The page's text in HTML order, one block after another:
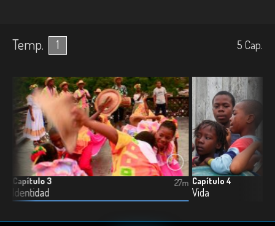
Temp. 1 5 Cap.
Capítulo 3
Identidad
27m Capítulo 4
Vida